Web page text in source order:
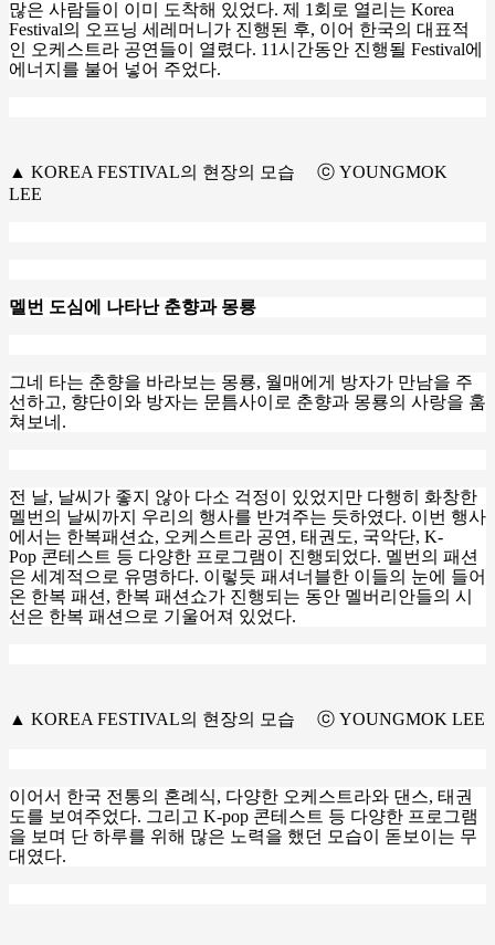
많은 사람들이 이미 도착해 있었다. 제 1회로 열리는 Korea
Festival의 오프닝 세레머니가 진행된 후, 이어 한국의 대표적
인 오케스트라 공연들이 열렸다. 11시간동안 진행될 Festival에
에너지를 불어 넣어 주었다.
▲ KOREA FESTIVAL의 현장의 모습 ⓒ YOUNGMOK
LEE
멜번 도심에 나타난 춘향과 몽룡
그네 타는 춘향을 바라보는 몽룡, 월매에게 방자가 만남을 주
선하고, 향단이와 방자는 문틈사이로 춘향과 몽룡의 사랑을 훔
쳐보네 .
전 날, 날씨가 좋지 않아 다소 걱정이 있었지만 다행히 화창한
멜번의 날씨까지 우리의 행사를 반겨주는 듯하였다. 이번 행사
에서는 한복패션쇼, 오케스트라 공연, 태권도, 국악단, K-
Pop 콘테스트 등 다양한 프로그램이 진행되었다. 멜번의 패션
은 세계적으로 유명하다. 이렇듯 패셔너블한 이들의 눈에 들어
온 한복 패션, 한복 패션쇼가 진행되는 동안 멜버리안들의 시
선은 한복 패션으로 기울어져 있었다.
▲ KOREA FESTIVAL의 현장의 모습 ⓒ YOUNGMOK LEE
이어서 한국 전통의 혼례식, 다양한 오케스트라와 댄스, 태권
도를 보여주었다. 그리고 K-pop 콘테스트 등 다양한 프로그램
을 보며 단 하루를 위해 많은 노력을 했던 모습이 돋보이는 무
대였다.